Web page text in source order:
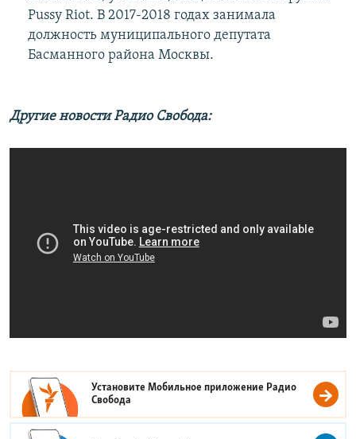
Pussy Riot. В 2017-2018 годах занимала
должность муниципального депутата
Басманного района Москвы.
Другие новости Радио Свобода:
Установите Мобильное приложение Радио
Свобода